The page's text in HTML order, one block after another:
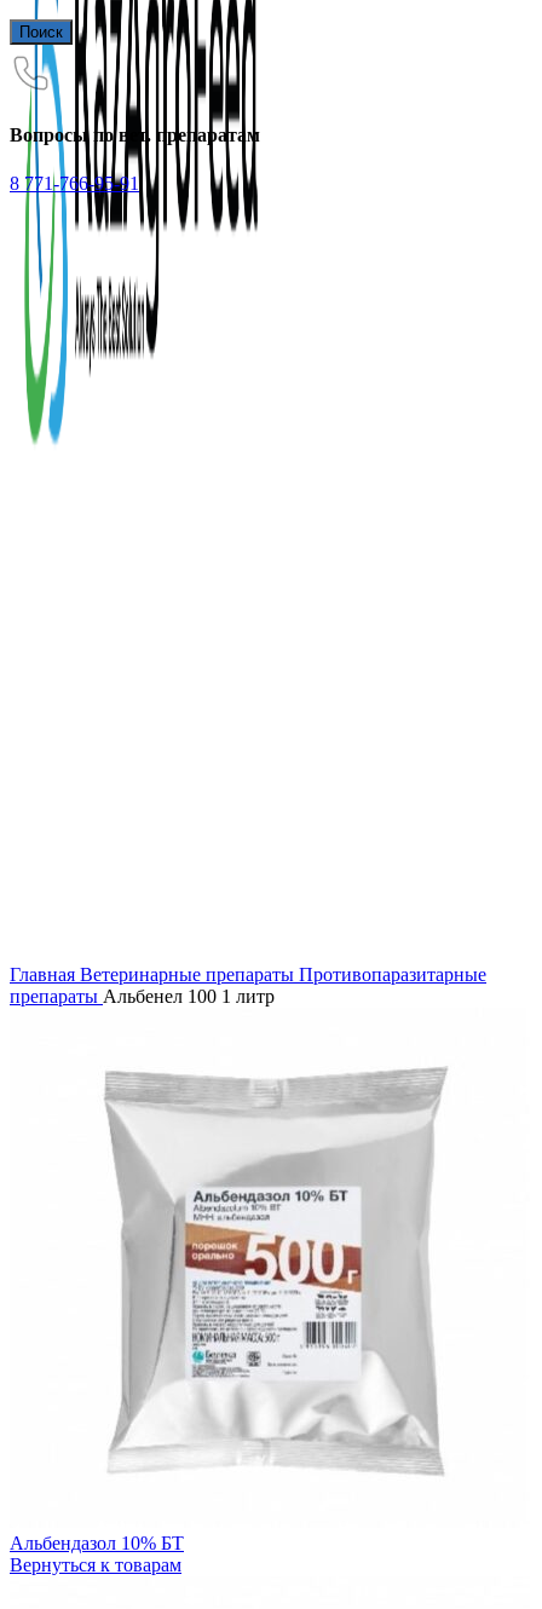
Поиск
Вопросы по вет. препаратам
8 771-766-95-91
Главная Ветеринарные препараты Противопаразитарные
препараты Альбенел 100 1 литр
Альбендазол 10% БТ
Вернуться к товарам